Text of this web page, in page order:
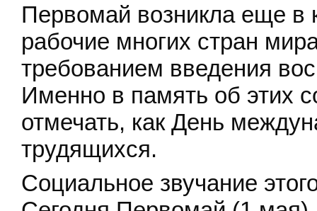
Первомай возникла еще в
рабочие многих стран
требованием введения
Именно в память об этих
отмечать, как День
трудящихся.
Социальное звучание